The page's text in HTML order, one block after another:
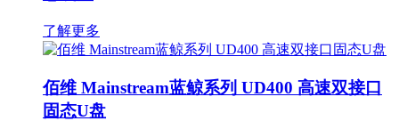
了解更多
佰维 Mainstream蓝鲸系列 UD400 高速双接口
固态U盘